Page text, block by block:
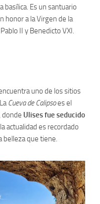
basílica. Es un santuario
honor a la Virgen de la
II y Benedicto VXI.
uno de los sitios
Cueva de Calipsoes el
donde Ulises fue seducido
actualidad es recordado
belleza que tiene.